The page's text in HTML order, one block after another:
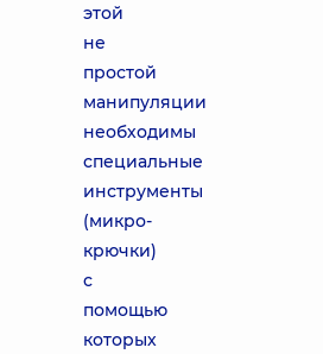
этой
не
простой
манипуляции
необходимы
специальные
инструменты
(микро-
крючки)
с
помощью
которых